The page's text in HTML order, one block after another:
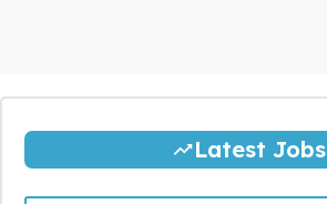
Latest Jobs